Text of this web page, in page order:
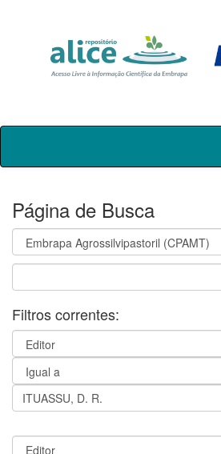
Skip
Página de Busca
Filtros correntes: